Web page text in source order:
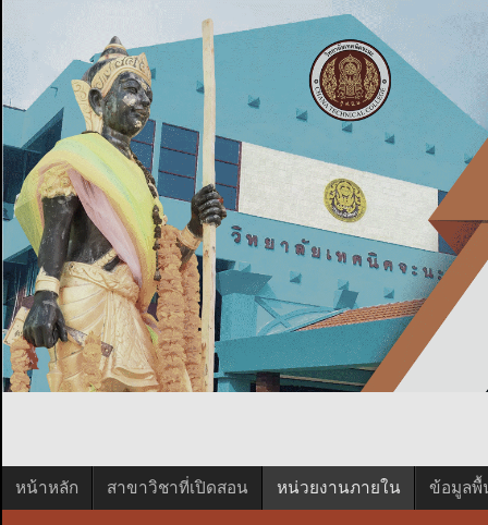
หน้าหลัก สาขาวิชาที่เปิดสอน หน่วยงานภายใน ข้อมูลพื้